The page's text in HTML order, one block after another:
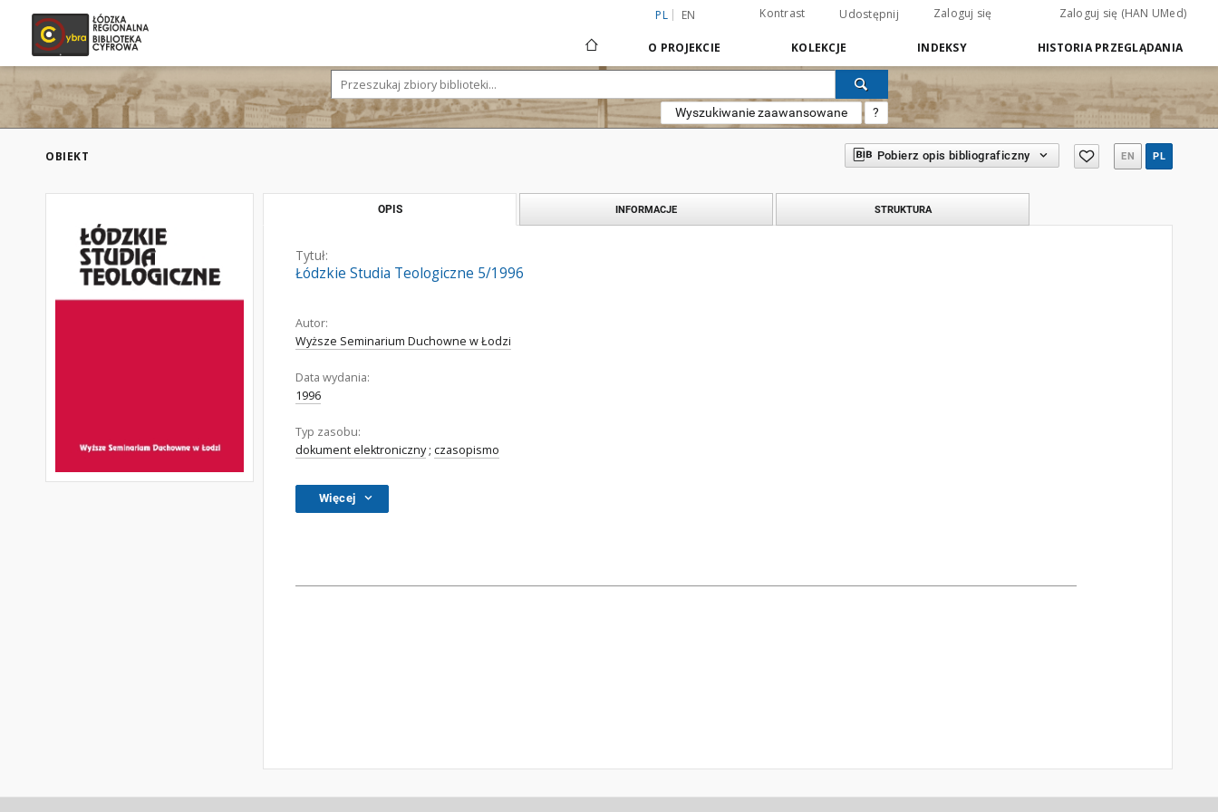
PL EN Kontrast Udostępnij Zaloguj się Zaloguj się (HAN UMed)
O PROJEKCIE KOLEKCJE INDEKSY HISTORIA PRZEGLĄDANIA
Wyszukiwanie zaawansowane ?
OBIEKT Pobierz opis bibliograficzny EN PL
OPIS INFORMACJE STRUKTURA
Tytuł:
Łódzkie Studia Teologiczne 5/1996
Autor:
Wyższe Seminarium Duchowne w Łodzi
Data wydania:
1996
Typ zasobu:
dokument elektroniczny; czasopismo
Więcej